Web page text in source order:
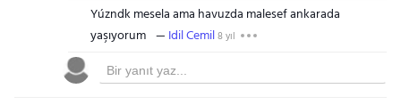
Yúzndk mesela ama havuzda malesef ankarada
yaşıyorum
Idil Cemil8 yıl